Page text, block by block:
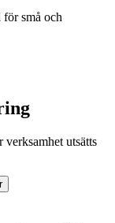
små och
verksamhet utsätts